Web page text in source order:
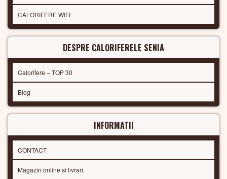
CALORIFERE WIFI
DESPRE CALORIFERELE SENIA
Calorifere – TOP 30
Blog
INFORMATII
CONTACT
Magazin online si livrari